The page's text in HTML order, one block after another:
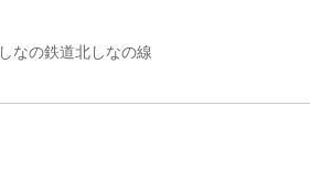
しなの鉄道北しなの線